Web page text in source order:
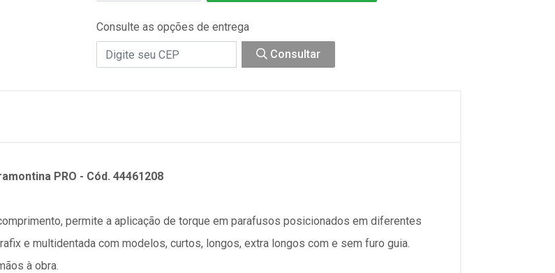
Consulte as opções de entrega
Consultar
PRO - Cód. 44461208
permite a aplicação de torque em parafusos posicionados em diferentes
e multidentada com modelos, curtos, longos, extra longos com e sem furo guia.
à obra.